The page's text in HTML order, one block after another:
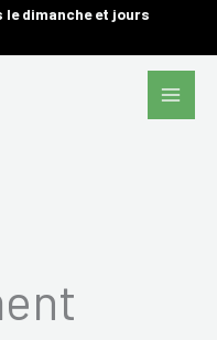
le dimanche et jours
Main